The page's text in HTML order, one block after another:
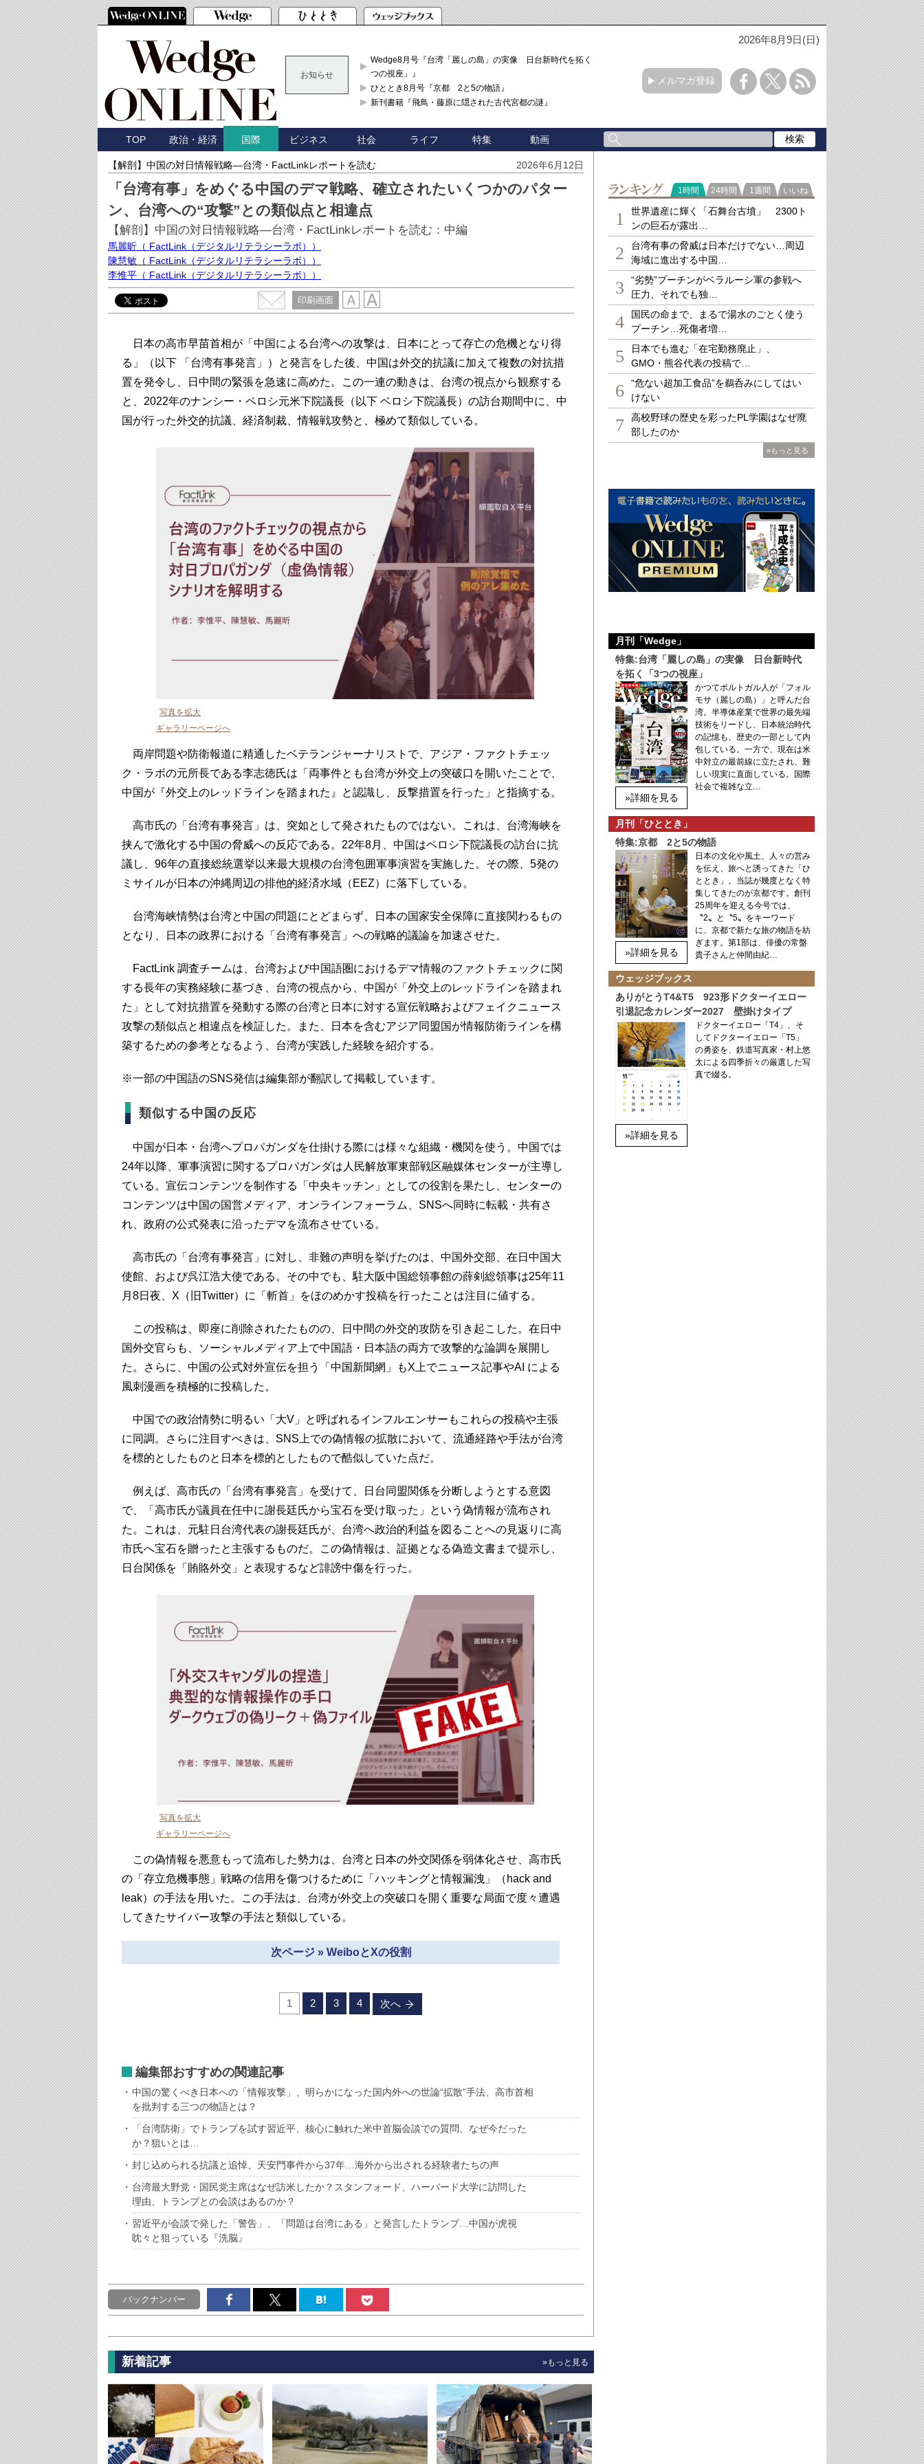
2026年8月9日(日)
お知らせ
Wedge8月号『台湾「麗しの島」の実像 日台新時代を拓く「3
つの視座」』
ひととき8月号『京都 2と5の物語』
新刊書籍『飛鳥・藤原に隠された古代宮都の謎』
メルマガ登録
TOP 政治・経済 国際 ビジネス 社会 ライフ 特集 動画
【解剖】中国の対日情報戦略―台湾・FactLinkレポートを読む 2026年6月12日
「台湾有事」をめぐる中国のデマ戦略、確立されたいくつかのパター
ン、台湾への“攻撃”との類似点と相違点
【解剖】中国の対日情報戦略―台湾・FactLinkレポートを読む：中編
馬麗昕 （ FactLink（デジタルリテラシーラボ））
陳慧敏 （ FactLink（デジタルリテラシーラボ））
李惟平 （ FactLink（デジタルリテラシーラボ））
印刷画面
日本の高市早苗首相が「中国による台湾への攻撃は、日本にとって存亡の危機となり得
る」（以下 「台湾有事発言」）と発言をした後、中国は外交的抗議に加えて複数の対抗措
置を発令し、日中間の緊張を急速に高めた。この一連の動きは、台湾の視点から観察する
と、2022年のナンシー・ペロシ元米下院議長（以下 ベロシ下院議長）の訪台期間中に、中
国が行った外交的抗議、経済制裁、情報戦攻勢と、極めて類似している。
写真を拡大
ギャラリーページへ
両岸問題や防衛報道に精通したベテランジャーナリストで、アジア・ファクトチェッ
ク・ラボの元所長である李志徳氏は「両事件とも台湾が外交上の突破口を開いたことで、
中国が『外交上のレッドラインを踏まれた』と認識し、反撃措置を行った」と指摘する。
高市氏の「台湾有事発言」は、突如として発されたものではない。これは、台湾海峡を
挟んで激化する中国の脅威への反応である。22年8月、中国はペロシ下院議長の訪台に抗
議し、96年の直接総統選挙以来最大規模の台湾包囲軍事演習を実施した。その際、5発の
ミサイルが日本の沖縄周辺の排他的経済水域（EEZ）に落下している。
台湾海峡情勢は台湾と中国の問題にとどまらず、日本の国家安全保障に直接関わるもの
となり、日本の政界における「台湾有事発言」への戦略的議論を加速させた。
FactLink 調査チームは、台湾および中国語圏におけるデマ情報のファクトチェックに関
する長年の実務経験に基づき、台湾の視点から、中国が「外交上のレッドラインを踏まれ
た」として対抗措置を発動する際の台湾と日本に対する宣伝戦略およびフェイクニュース
攻撃の類似点と相違点を検証した。また、日本を含むアジア同盟国が情報防衛ラインを構
築するための参考となるよう、台湾が実践した経験を紹介する。
※一部の中国語のSNS発信は編集部が翻訳して掲載しています。
類似する中国の反応
中国が日本・台湾へプロパガンダを仕掛ける際には様々な組織・機関を使う。中国では
24年以降、軍事演習に関するプロパガンダは人民解放軍東部戦区融媒体センターが主導し
ている。宣伝コンテンツを制作する「中央キッチン」としての役割を果たし、センターの
コンテンツは中国の国営メディア、オンラインフォーラム、SNSへ同時に転載・共有さ
れ、政府の公式発表に沿ったデマを流布させている。
高市氏の「台湾有事発言」に対し、非難の声明を挙げたのは、中国外交部、在日中国大
使館、および呉江浩大使である。その中でも、駐大阪中国総領事館の薛剣総領事は25年11
月8日夜、X（旧Twitter）に「斬首」をほのめかす投稿を行ったことは注目に値する。
この投稿は、即座に削除されたたものの、日中間の外交的攻防を引き起こした。在日中
国外交官らも、ソーシャルメディア上で中国語・日本語の両方で攻撃的な論調を展開し
た。さらに、中国の公式対外宣伝を担う「中国新聞網」もX上でニュース記事やAI による
風刺漫画を積極的に投稿した。
中国での政治情勢に明るい「大V」と呼ばれるインフルエンサーもこれらの投稿や主張
に同調。さらに注目すべきは、SNS上での偽情報の拡散において、流通経路や手法が台湾
を標的としたものと日本を標的としたもので酷似していた点だ。
例えば、高市氏の「台湾有事発言」を受けて、日台同盟関係を分断しようとする意図
で、「高市氏が議員在任中に謝長廷氏から宝石を受け取った」という偽情報が流布され
た。これは、元駐日台湾代表の謝長廷氏が、台湾へ政治的利益を図ることへの見返りに高
市氏へ宝石を贈ったと主張するものだ。この偽情報は、証拠となる偽造文書まで提示し、
日台関係を「賄賂外交」と表現するなど誹謗中傷を行った。
写真を拡大
ギャラリーページへ
この偽情報を悪意もって流布した勢力は、台湾と日本の外交関係を弱体化させ、高市氏
の「存立危機事態」戦略の信用を傷つけるために「ハッキングと情報漏洩」（hack and
leak）の手法を用いた。この手法は、台湾が外交上の突破口を開く重要な局面で度々遭遇
してきたサイバー攻撃の手法と類似している。
次ページ » WeiboとXの役割
1 2 3 4 次へ
編集部おすすめの関連記事
中国の驚くべき日本への「情報攻撃」、明らかになった国内外への世論“拡散”手法、高市首相
を批判する三つの物語とは？
「台湾防衛」でトランプを試す習近平、核心に触れた米中首脳会談での質問、なぜ今だった
か？狙いとは…
封じ込められる抗議と追悼、天安門事件から37年…海外から出される経験者たちの声
台湾最大野党・国民党主席はなぜ訪米したか？スタンフォード、ハーバード大学に訪問した
理由、トランプとの会談はあるのか？
習近平が会談で発した「警告」、「問題は台湾にある」と発言したトランプ…中国が虎視
眈々と狙っている『洗脳』
バックナンバー
新着記事 »もっと見る
ランキング
1時間 24時間 1週間 いいね
1
世界遺産に輝く「石舞台古墳」 2300ト
ンの巨石が露出…
2
台湾有事の脅威は日本だけでない…周辺
海域に進出する中国…
3
“劣勢”プーチンがベラルーシ軍の参戦へ
圧力、それでも独…
4
国民の命まで、まるで湯水のごとく使う
プーチン…死傷者増…
5
日本でも進む「在宅勤務廃止」、
GMO・熊谷代表の投稿で…
6
“危ない超加工食品”を鵜呑みにしてはい
けない
7
高校野球の歴史を彩ったPL学園はなぜ廃
部したのか
»もっと見る
月刊「Wedge」
特集:台湾「麗しの島」の実像 日台新時代
を拓く「3つの視座」
»詳細を見る
かつてポルトガル人が「フォル
モサ（麗しの島）」と呼んだ台
湾。半導体産業で世界の最先端
技術をリードし、日本統治時代
の記憶も、歴史の一部として内
包している。一方で、現在は米
中対立の最前線に立たされ、難
しい現実に直面している。国際
社会で複雑な立…
月刊「ひととき」
特集:京都 2と5の物語
»詳細を見る
日本の文化や風土、人々の営み
を伝え、旅へと誘ってきた「ひ
ととき」。当誌が幾度となく特
集してきたのが京都です。創刊
25周年を迎える今号では、
〝2〟と〝5〟をキーワード
に、京都で新たな旅の物語を紡
ぎます。第1部は、俳優の常盤
貴子さんと仲間由紀…
ウェッジブックス
ありがとうT4&T5 923形ドクターイエロー
引退記念カレンダー2027 壁掛けタイプ
»詳細を見る
ドクターイエロー「T4」、そ
してドクターイエロー「T5」
の勇姿を、鉄道写真家・村上悠
太による四季折々の厳選した写
真で綴る。